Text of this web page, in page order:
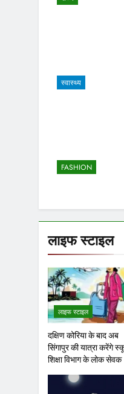
स्वास्थ्य
FASHION
लाइफ स्टाइल
लाइफ स्टाइल
दक्षिण कोरिया के बाद अब
सिंगापुर की यात्रा करेंगे
शिक्षा विभाग के लोक सेवक